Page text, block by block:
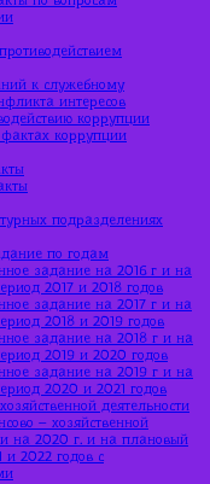
к служебному
интересов
коррупции
коррупции
подразделениях
по годам
задание на 2016 г и на
2017 и 2018 годов
задание на 2017 г и на
2018 и 2019 годов
задание на 2018 г и на
2019 и 2020 годов
задание на 2019 г и на
2020 и 2021 годов
деятельности
– хозяйственной
на 2020 г. и на плановый
и 2022 годов с